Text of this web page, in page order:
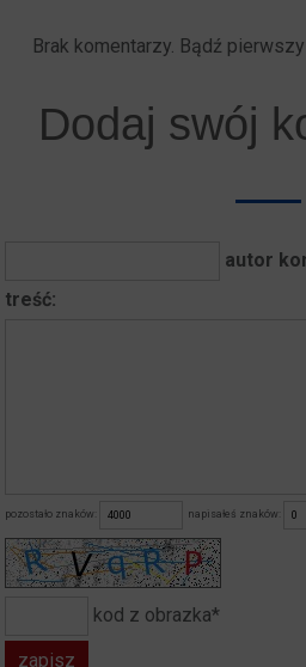
Brak komentarzy. Bądź
Dodaj swój
autor
treść:
pozostało znaków: napisałeś znaków:
kod z obrazka*